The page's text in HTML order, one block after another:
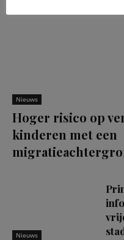
Nieuws
Hoger risico op
kinderen met een
Nieuws